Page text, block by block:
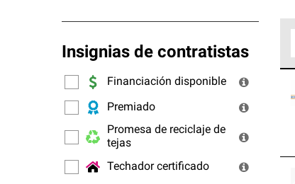
Insignias de contratistas
Financiación disponible
Premiado
Promesa de reciclaje de
tejas
Techador certificado